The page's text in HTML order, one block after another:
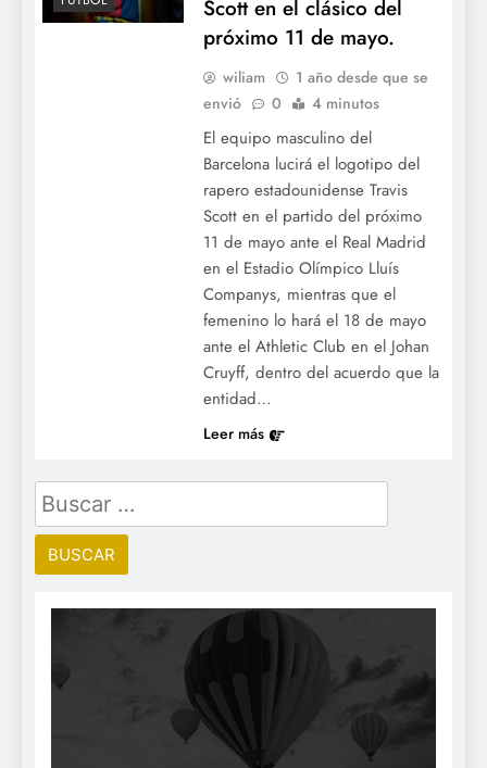
Scott en el clásico del
próximo 11 de mayo.
wiliam
1 año desde que se
envió
0 4 minutos
El equipo masculino del
Barcelona lucirá el logotipo del
rapero estadounidense Travis
Scott en el partido del próximo
11 de mayo ante el Real Madrid
en el Estadio Olímpico Lluís
Companys, mientras que el
femenino lo hará el 18 de mayo
ante el Athletic Club en el Johan
Cruyff, dentro del acuerdo que la
entidad…
Leer más
Buscar: